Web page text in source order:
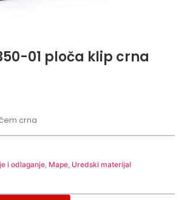
01 ploča klip crna
crna
i odlaganje Mape Uredski materijal